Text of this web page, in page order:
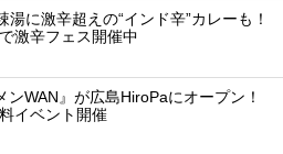
に激辛超えの“インド辛”カレーも！
激辛フェス開催中
WAN』が広島HiroPaにオープン！
イベント開催